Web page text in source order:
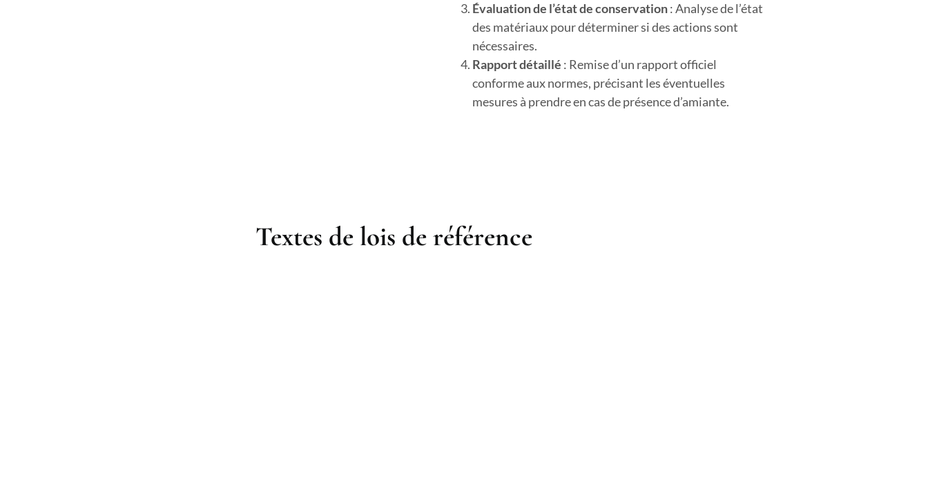
Évaluation de l’état de conservation: Analyse de l’état
des matériaux pour déterminer si des actions sont
nécessaires.
Rapport détaillé : Remise d’un rapport officiel
conforme aux normes, précisant les éventuelles
mesures à prendre en cas de présence d’amiante.
Textes de lois de référence